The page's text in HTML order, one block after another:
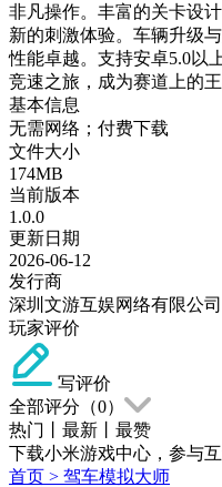
非凡操作。丰富的关卡设
新的刺激体验。车辆升级
性能卓越。支持安卓5.0以
竞速之旅，成为赛道上的王
基本信息
无需网络；付费下载
文件大小
174MB
当前版本
1.0.0
更新日期
2026-06-12
发行商
深圳文游互娱网络有限公司
玩家评价
写评价
全部评分（0）
热门
最新
最赞
下载小米游戏中心，参与互
首页 > 驾车模拟大师